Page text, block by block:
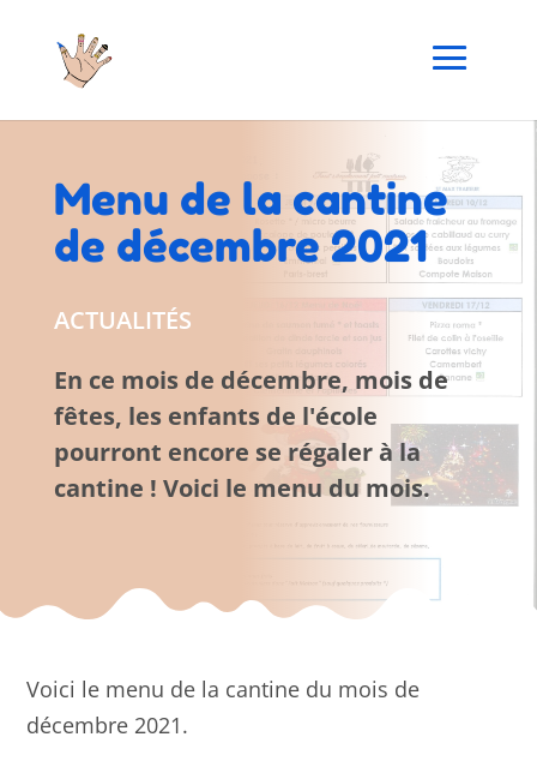
Menu de la cantine
de décembre 2021
ACTUALITÉS
En ce mois de décembre, mois de
fêtes, les enfants de l'école
pourront encore se régaler à la
cantine ! Voici le menu du mois.
Voici le menu de la cantine du mois de
décembre 2021.